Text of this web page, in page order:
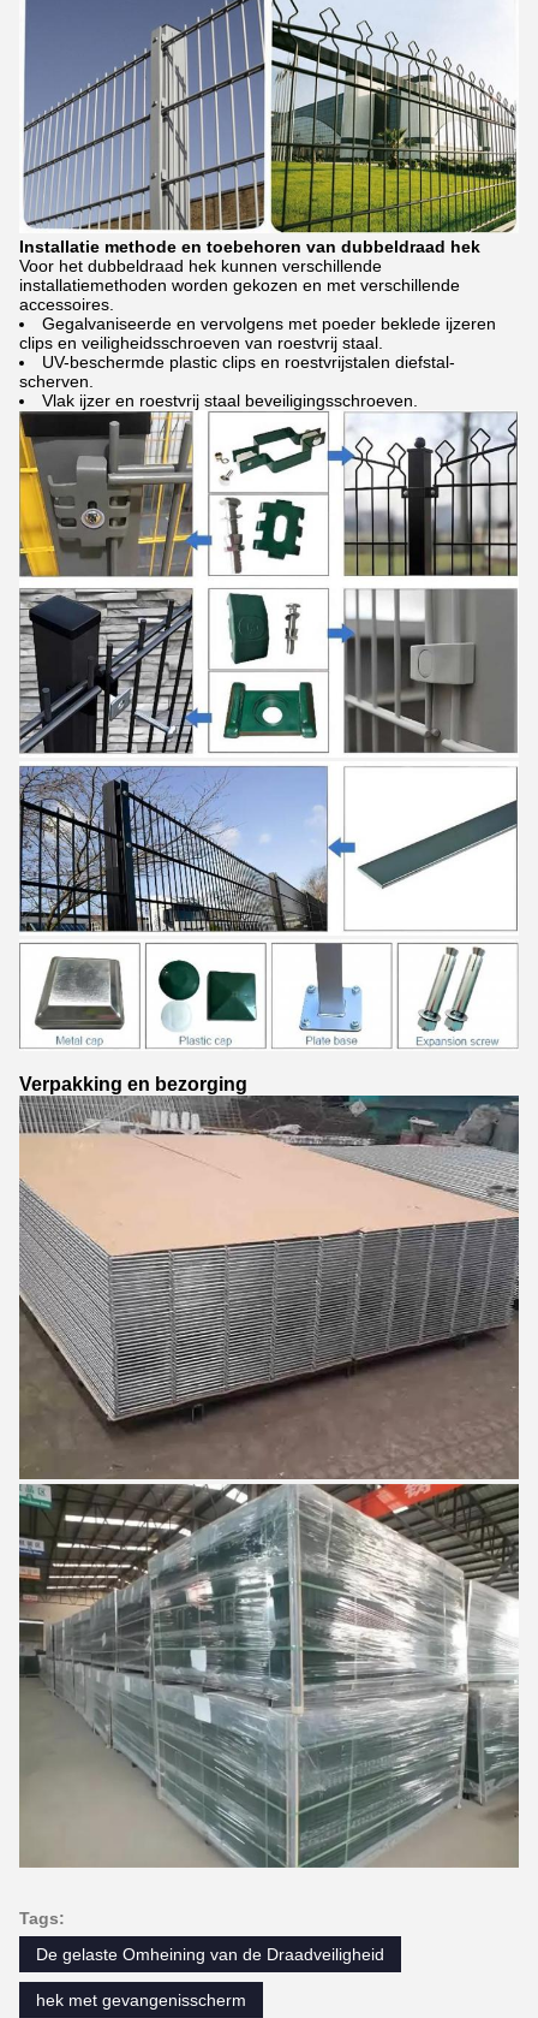
Installatie methode en toebehoren van dubbeldraad hek
Voor het dubbeldraad hek kunnen verschillende
installatiemethoden worden gekozen en met verschillende
accessoires.
Gegalvaniseerde en vervolgens met poeder beklede ijzeren
clips en veiligheidsschroeven van roestvrij staal.
UV-beschermde plastic clips en roestvrijstalen diefstal-
scherven.
Vlak ijzer en roestvrij staal beveiligingsschroeven.
Verpakking en bezorging
Tags:
De gelaste Omheining van de Draadveiligheid
hek met gevangenisscherm